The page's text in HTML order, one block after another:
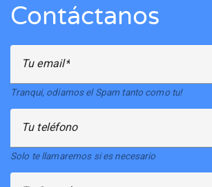
Contáctanos
Tu email
Tranqui, odiamos el Spam tanto como tu!
Tu teléfono
Solo te llamaremos si es necesario